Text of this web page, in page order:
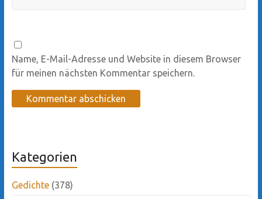
Name, E-Mail-Adresse und Website in diesem Browser
für meinen nächsten Kommentar speichern.
Kategorien
Gedichte(378)